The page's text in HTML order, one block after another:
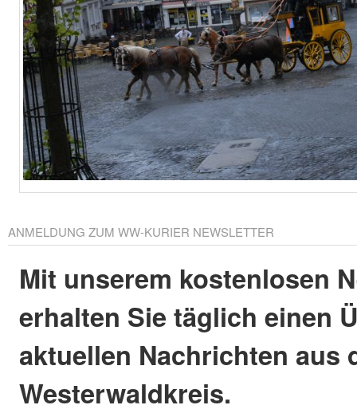
ANMELDUNG ZUM WW-KURIER NEWSLETTER
Mit unserem kostenlosen
erhalten Sie täglich einen
aktuellen Nachrichten aus
Westerwaldkreis.